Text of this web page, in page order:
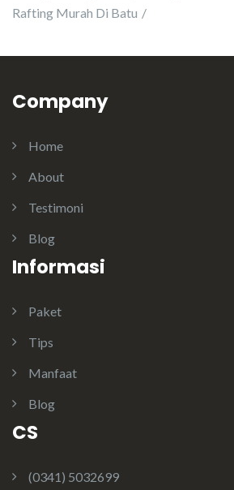
Rafting Murah Di Batu
Company
Home
About
Testimoni
Blog
Informasi
Paket
Tips
Manfaat
Blog
CS
(0341) 5032699